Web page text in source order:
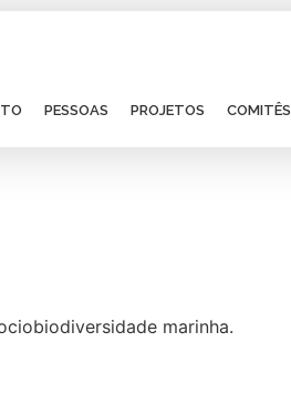
PESSOAS PROJETOS COMITÊS
marinha.